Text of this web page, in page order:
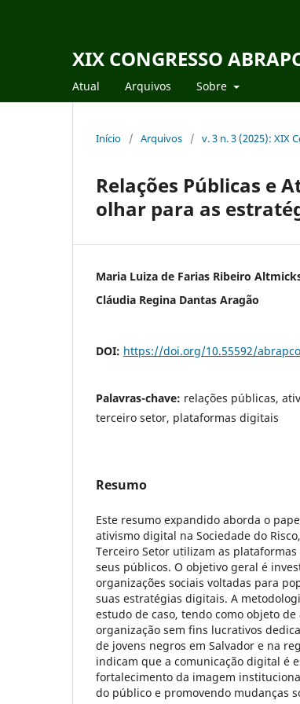
XIX CONGRESSO
Atual Arquivos Sobre
Início / Arquivos / v. 3 n. 3 (2025): XIX
Relações Públicas e
olhar para as
Maria Luiza de Farias Ribeiro
Cláudia Regina Dantas Aragão
DOI: https://doi.org/10.55592/
Palavras-chave: relações públicas,
terceiro setor, plataformas digitais
Resumo
Este resumo expandido aborda o
ativismo digital na Sociedade do
Terceiro Setor utilizam as
seus públicos. O objetivo geral é
organizações sociais voltadas para
suas estratégias digitais. A
estudo de caso, tendo como objeto de
organização sem fins lucrativos
de jovens negros em Salvador e na
indicam que a comunicação digital é
fortalecimento da imagem
do público e promovendo mudanças